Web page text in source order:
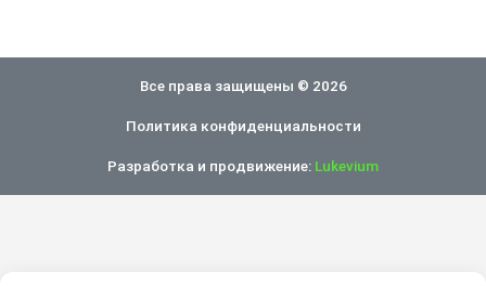
Все права защищены © 2026
Политика конфиденциальности
Разработка и продвижение: Lukevium